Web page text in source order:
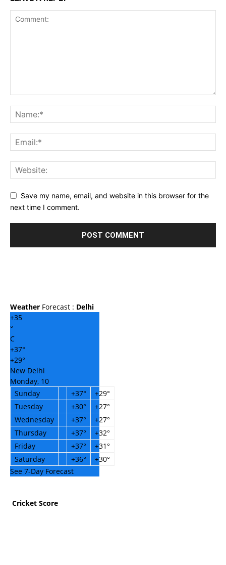
Save my name, email, and website in this browser for the
next time I comment.
Weather Forecast : Delhi
+35
°
C
+37°
+29°
New Delhi
Monday, 10
Sunday
+37° +29°
Tuesday
+30° +27°
Wednesday
+37° +27°
Thursday
+37° +32°
Friday
+37° +31°
Saturday
+36° +30°
See 7-Day Forecast
Cricket Score